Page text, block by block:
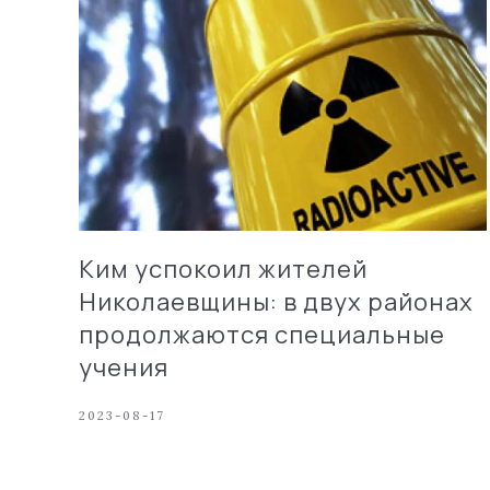
Ким успокоил жителей
Николаевщины: в двух районах
продолжаются специальные
учения
2023-08-17